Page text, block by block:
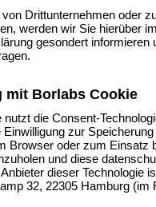
Drittunternehmen oder
werden wir Sie hierüber
gesondert informieren
mit Borlabs Cookie
nutzt die Consent-
zur
Browser oder zum Einsatz
und diese
dieser Technologie
32, 22305 Hamburg (im